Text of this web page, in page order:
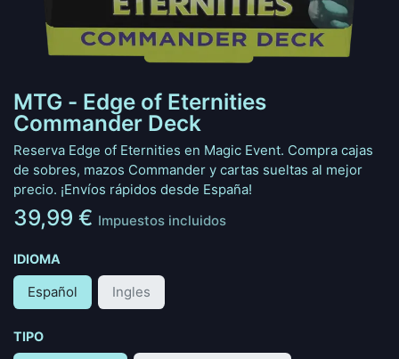
MTG - Edge of Eternities
Commander Deck
Reserva Edge of Eternities en Magic Event. Compra cajas
de sobres, mazos Commander y cartas sueltas al mejor
precio. ¡Envíos rápidos desde España!
39,99 € Impuestos incluidos
IDIOMA
Español Ingles
TIPO